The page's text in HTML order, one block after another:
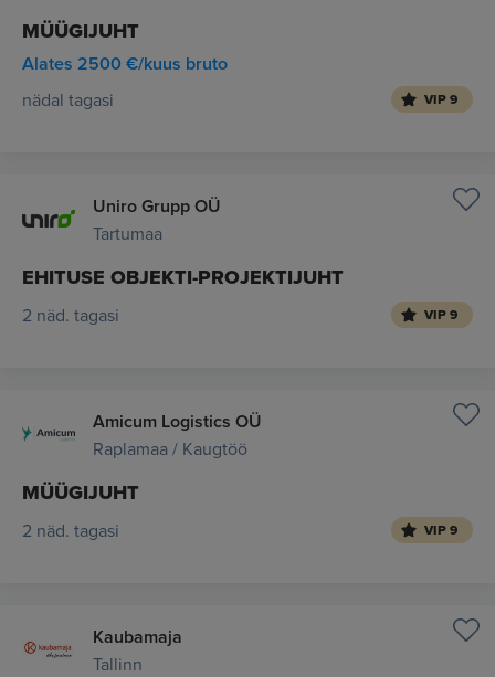
MÜÜGIJUHT
Alates 2500 €/kuus bruto
nädal tagasi VIP 9
Uniro Grupp OÜ
Tartumaa
EHITUSE OBJEKTI-PROJEKTIJUHT
2 näd. tagasi VIP 9
Amicum Logistics OÜ
Raplamaa / Kaugtöö
MÜÜGIJUHT
2 näd. tagasi VIP 9
Kaubamaja
Tallinn